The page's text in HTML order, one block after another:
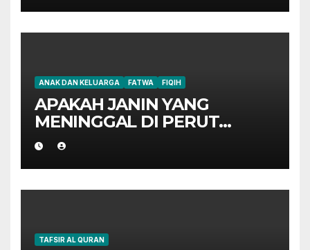
ANAK DAN KELUARGA FATWA FIQIH
APAKAH JANIN YANG
MENINGGAL DI PERUT
IBUNYA HARUS AQIQAH?
TAFSIR AL QURAN